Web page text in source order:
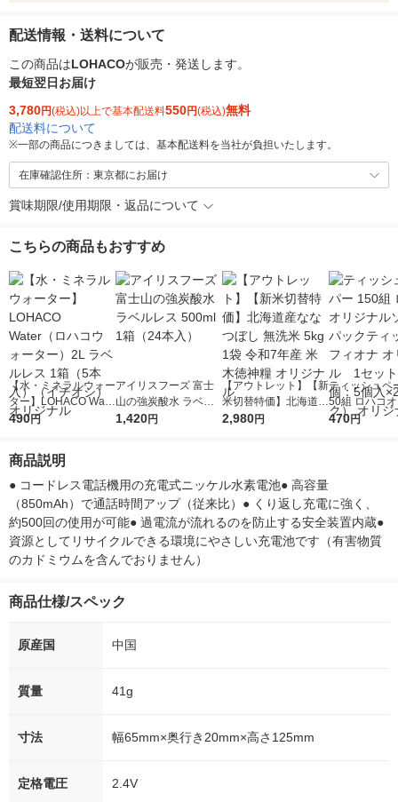
配送情報・送料について
この商品はLOHACOが販売・発送します。
最短翌日お届け
3,780円(税込)以上で基本配送料550円(税込)無料
配送料について
※一部の商品につきましては、基本配送料を当社が負担いたします。
在庫確認住所：東京都にお届け
賞味期限/使用期限・返品について
こちらの商品もおすすめ
【水・ミネラルウォー
ター】LOHACO Wate
r（ロハコウォータ
シ） オリジナル
490円
アイリスフーズ 富士
山の強炭酸水 ラベル
レス 500ml 1箱（24
1,420円
【アウトレット】【新
米切替特価】北海道産
ななつぼし 無洗米 5k
2,980円
ティッシュペ
50組 ロハコ
ルソフトパッ
470円
商品説明
● コードレス電話機用の充電式ニッケル水素電池● 高容量
（850mAh）で通話時間アップ（従来比）● くり返し充電に強く、
約500回の使用が可能● 過電流が流れるのを防止する安全装置内蔵●
資源としてリサイクルできる環境にやさしい充電池です（有害物質
のカドミウムを含んでおりません）
商品仕様/スペック
原産国 中国
質量 41g
寸法 幅65mm×奥行き20mm×高さ125mm
定格電圧 2.4V